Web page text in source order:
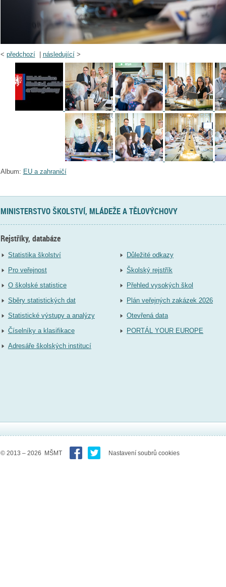
< předchozí| následující>
Album: EU a zahraničí
MINISTERSTVO ŠKOLSTVÍ, MLÁDEŽE A TĚLOVÝCHOVY
Rejstříky, databáze
Statistika školství
Pro veřejnost
O školské statistice
Sběry statistických dat
Statistické výstupy a analýzy
Číselníky a klasifikace
Adresáře školských institucí
Důležité odkazy
Školský rejstřík
Přehled vysokých škol
Plán veřejných zakázek 2026
Otevřená data
PORTÁL YOUR EUROPE
© 2013 – 2026 MŠMT Nastavení soubrů cookies